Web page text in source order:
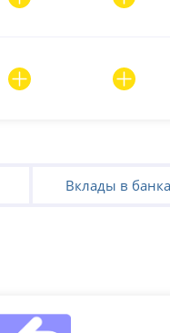
Вклады в